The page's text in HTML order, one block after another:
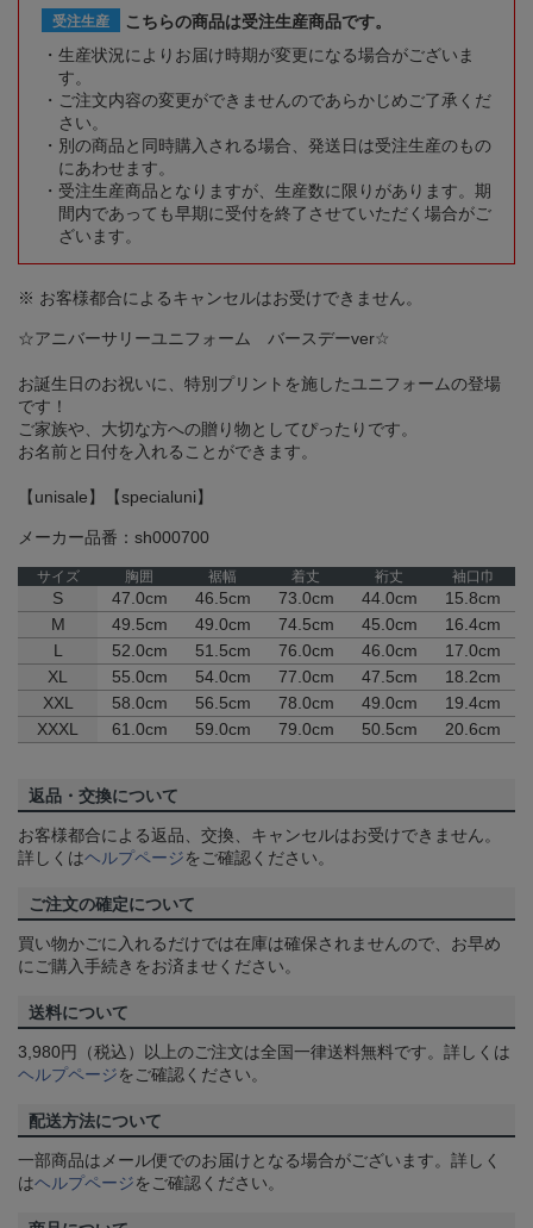
受注生産
こちらの商品は受注生産商品です。
生産状況によりお届け時期が変更になる場合がございま
す。
ご注文内容の変更ができませんのであらかじめご了承くだ
さい。
別の商品と同時購入される場合、発送日は受注生産のもの
にあわせます。
受注生産商品となりますが、生産数に限りがあります。期
間内であっても早期に受付を終了させていただく場合がご
ざいます。
※ お客様都合によるキャンセルはお受けできません。
☆アニバーサリーユニフォーム バースデーver☆
お誕生日のお祝いに、特別プリントを施したユニフォームの登場
です！
ご家族や、大切な方への贈り物としてぴったりです。
お名前と日付を入れることができます。
【unisale】【specialuni】
メーカー品番：sh000700
サイズ 胸囲 裾幅 着丈 裄丈 袖口巾
S 47.0cm 46.5cm 73.0cm 44.0cm
15.8cm
M
49.5cm 49.0cm 74.5cm 45.0cm
16.4cm
L
52.0cm 51.5cm 76.0cm 46.0cm
17.0cm
XL
55.0cm 54.0cm 77.0cm 47.5cm
18.2cm
XXL
58.0cm 56.5cm 78.0cm 49.0cm
19.4cm
XXXL
61.0cm 59.0cm 79.0cm 50.5cm 20.6cm
返品・交換について
お客様都合による返品、交換、キャンセルはお受けできません。
詳しくはヘルプページをご確認ください。
ご注文の確定について
買い物かごに入れるだけでは在庫は確保されませんので、お早め
にご購入手続きをお済ませください。
送料について
3,980円（税込）以上のご注文は全国一律送料無料です。詳しくは
ヘルプページをご確認ください。
配送方法について
一部商品はメール便でのお届けとなる場合がございます。詳しく
はヘルプページをご確認ください。